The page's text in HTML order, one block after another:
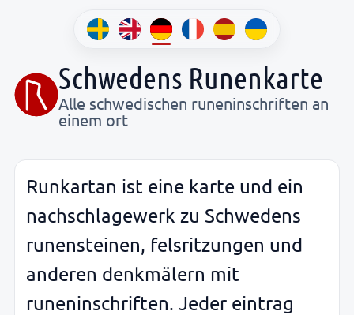
Schwedens Runenkarte
Alle schwedischen runeninschriften an
einem ort
Runkartan ist eine karte und ein
nachschlagewerk zu Schwedens
runensteinen, felsritzungen und
anderen denkmälern mit
runeninschriften. Jeder eintrag